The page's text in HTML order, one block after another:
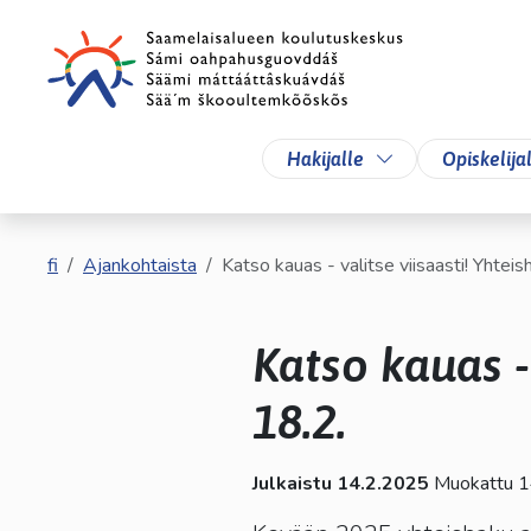
Siirry pääsisältöön Siirry päävalikkoon
Hakijalle Vaihda
fi Ajankohtaista Katso kauas - valitse viisaasti!
Katso kauas
18.2.
Julkaistu 14.2.2025 Muokattu